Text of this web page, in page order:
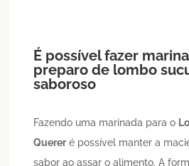
É possível fazer
preparo de lombo
saboroso
Fazendo uma marinada para o
Quereré possível manter a
sabor ao assar o alimento. A